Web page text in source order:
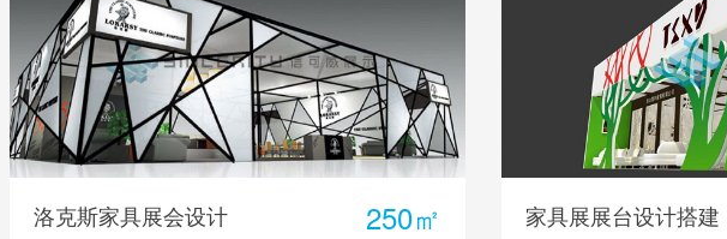
60㎡
家具展展台设计搭建 玛斯菲尔服装展会设计